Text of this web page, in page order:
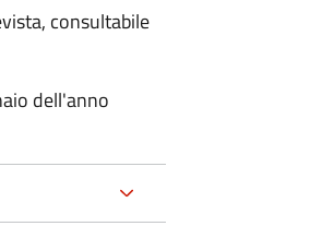
consultabile
dell'anno